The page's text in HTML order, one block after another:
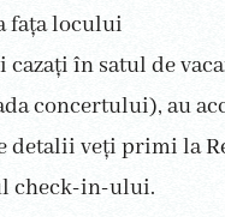
fața locului
cazați în satul de
concertului), au
detalii veți primi la
check-in-ului.